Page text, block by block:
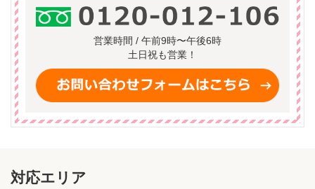
営業時間 / 午前9時〜午後6時
土日祝も営業！
対応エリア